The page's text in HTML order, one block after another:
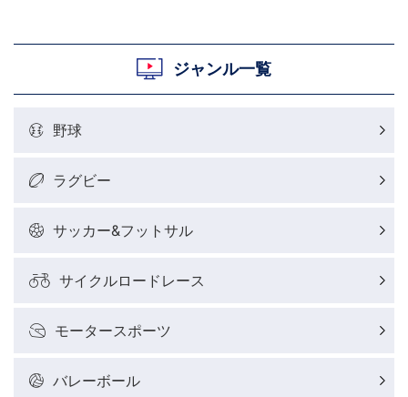
ジャンル一覧
野球
ラグビー
サッカー&フットサル
サイクルロードレース
モータースポーツ
バレーボール